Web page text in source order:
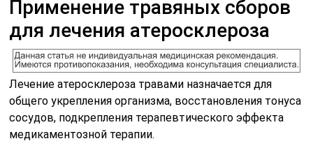
Применение травяных сборов
для лечения атеросклероза
Лечение атеросклероза травами назначается для
общего укрепления организма, восстановления тонуса
сосудов, подкрепления терапевтического эффекта
медикаментозной терапии.